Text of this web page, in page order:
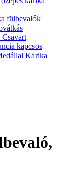
fülbevalók
Csavart
kapcsos
Karika